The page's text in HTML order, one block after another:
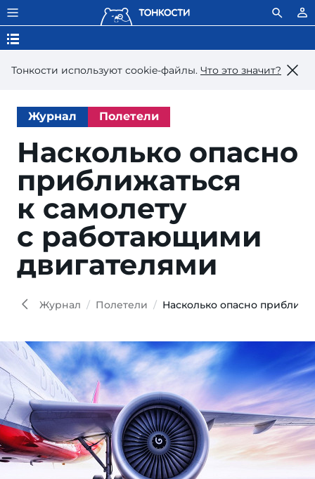
Тонкости используют сookie-файлы. Что это значит?
Журнал Полетели
Насколько опасно
приближаться
к самолету
с работающими
двигателями
Журнал Полетели Насколько опасно